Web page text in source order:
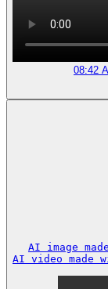
08:42
AI image
AI video made